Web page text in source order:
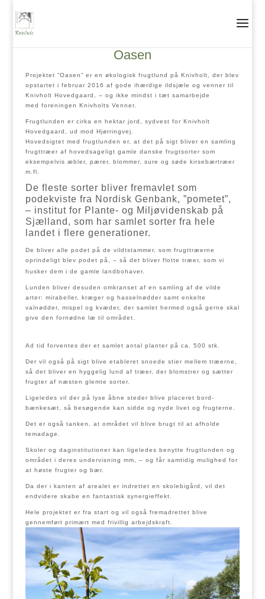
Oasen
Projektet ”Oasen” er en økologisk frugtlund på Knivholt, der blev
opstartet i februar 2016 af gode ihærdige ildsjæle og venner til
Knivholt Hovedgaard, – og ikke mindst i tæt samarbejde
med foreningen Knivholts Venner.
Frugtlunden er cirka en hektar jord, sydvest for Knivholt
Hovedgaard, ud mod Hjørringvej.
Hovedsigtet med frugtlunden er, at det på sigt bliver en samling
frugttræer af hovedsageligt gamle danske frugtsorter som
eksempelvis æbler, pærer, blommer, sure og søde kirsebærtræer
m.fl.
De fleste sorter bliver fremavlet som
podekviste fra Nordisk Genbank, ”pometet”,
– institut for Plante- og Miljøvidenskab på
Sjælland, som har samlet sorter fra hele
landet i flere generationer.
De bliver alle podet på de vildtstammer, som frugttræerne
oprindeligt blev podet på, – så det bliver flotte træer, som vi
husker dem i de gamle landbohaver.
Lunden bliver desuden omkranset af en samling af de vilde
arter: mirabeller, kræger og hasselnødder samt enkelte
valnødder, mispel og kvæder, der samlet hermed også gerne skal
give den fornødne læ til området.
Ad tid forventes der et samlet antal planter på ca. 500 stk.
Der vil også på sigt blive etableret snoede stier mellem træerne,
så det bliver en hyggelig lund af træer, der blomstrer og sætter
frugter af næsten glemte sorter.
Ligeledes vil der på lyse åbne steder blive placeret bord-
bænkesæt, så besøgende kan sidde og nyde livet og frugterne.
Det er også tanken, at området vil blive brugt til at afholde
temadage.
Skoler og daginstitutioner kan ligeledes benytte frugtlunden og
området i deres undervisning mm, – og får samtidig mulighed for
at høste frugter og bær.
Da der i kanten af arealet er indrettet en skolebigård, vil det
endvidere skabe en fantastisk synergieffekt.
Hele projektet er fra start og vil også fremadrettet blive
gennemført primært med frivillig arbejdskraft.